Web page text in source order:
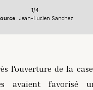
1/4
: Jean-Lucien Sanchez
l'ouverture de la
avaient favorisé